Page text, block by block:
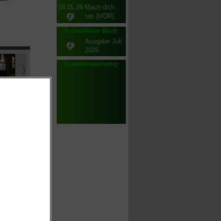
18.05.26 Mach dich
ran (MDR)
Schmöllner Blick
Ausgabe Juli
2026
Unwetterwarnung